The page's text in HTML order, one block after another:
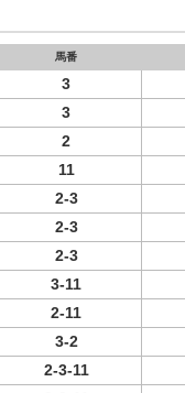
馬番
3
3
2
11
2-3
2-3
2-3
3-11
2-11
3-2
2-3-11